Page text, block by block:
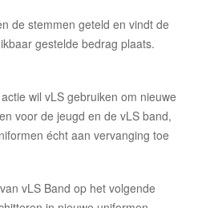
de stemmen geteld en vindt de
gestelde bedrag plaats.
wil vLS gebruiken om nieuwe
voor de jeugd en de vLS band,
écht aan vervanging toe
vLS Band op het volgende